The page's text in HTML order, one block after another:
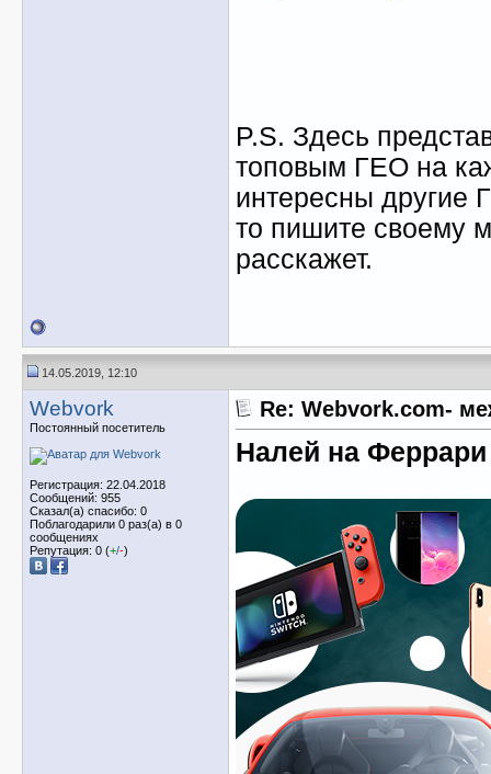
P.S. Здесь
топовым ГЕО на
интересны другие
то пишите своему
расскажет.
14.05.2019, 12:10
Webvork
Постоянный посетитель
Регистрация: 22.04.2018
Сообщений: 955
Сказал(а) спасибо: 0
Поблагодарили 0 раз(а) в 0
сообщениях
Репутация: 0 (+/-)
Re: Webvork.com-
Налей на Феррари